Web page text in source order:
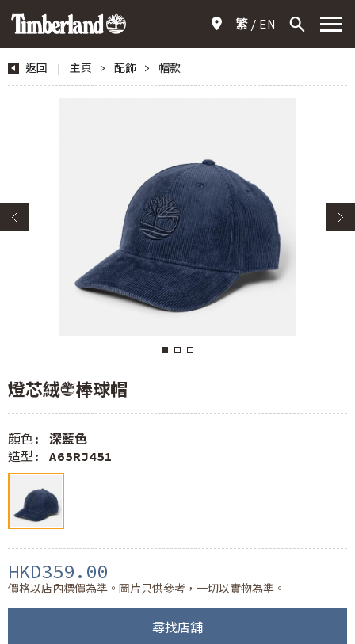
繁 EN
返回 | 主頁 > 配飾 > 帽款
燈芯絨LOGO棒球帽
顏色: 深藍色
造型: A65RJ451
HKD359.00
價格以店內標價為準。圖片只供參考，一切以實物為準。
尋找店舖